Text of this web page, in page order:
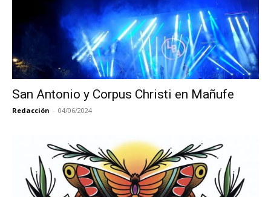
San Antonio y Corpus Christi en Mañufe
Redacción - 04/06/2024